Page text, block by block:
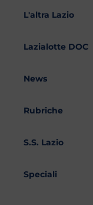
L'altra Lazio
Lazialotte DOC
News
Rubriche
S.S. Lazio
Speciali